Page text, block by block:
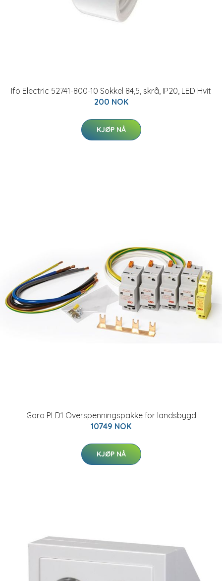
Ifö Electric 52741-800-10 Sokkel 84,5, skrå, IP20, LED Hvit
200 NOK
KJØP NÅ
Garo PLD1 Overspenningspakke for landsbygd
10749 NOK
KJØP NÅ